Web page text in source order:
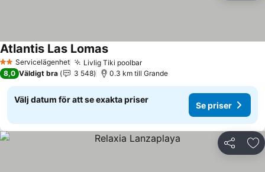
2 StjärnorServicelägenhet Livlig Tiki poolbar
Atlantis Las Lomas
8,0 Väldigt bra 3 548 0.3 km till Grande
Välj datum för att se exakta priser
Se priser
Dela